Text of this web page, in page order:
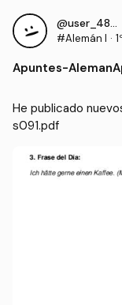
#Alemán I ·
Apuntes-
He publicado
s091.pdf